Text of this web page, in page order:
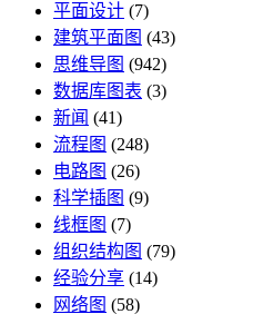
平面设计 (7)
建筑平面图 (43)
思维导图 (942)
数据库图表 (3)
新闻 (41)
流程图 (248)
电路图 (26)
科学插图 (9)
线框图 (7)
组织结构图 (79)
经验分享 (14)
网络图 (58)